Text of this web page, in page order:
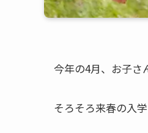
今年の4月、お子さ
そろそろ来春の入